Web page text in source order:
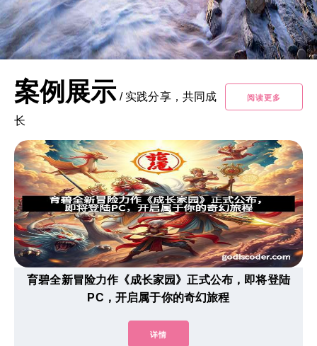
案例展示 / 实践分享，共同成
长
阅读更多
育碧全新冒险力作《成长家园》正式公布，即将登陆
PC，开启属于你的奇幻旅程
详情